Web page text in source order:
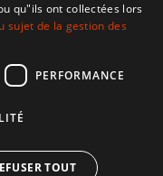
qu"ils ont collectées lors
sujet de la gestion des
PERFORMANCE
TOUT